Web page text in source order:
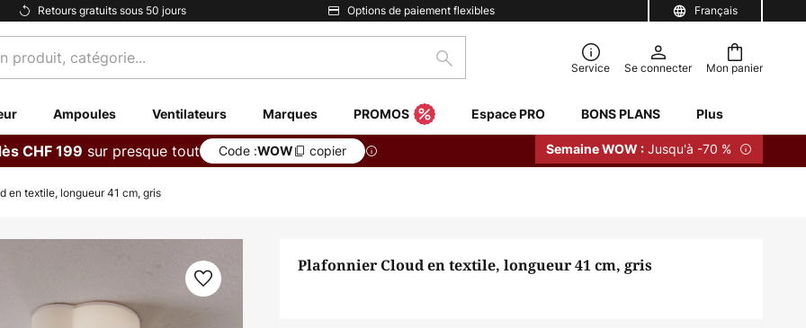
Français
Retours gratuits sous 50 jours Options de paiement flexibles
Mon panier
Rechercher Service Se connecter
Ampoules Ventilateurs Marques PROMOS Espace PRO BONS PLANS Plus
CHF 199 sur presque tout Code :WOW copier Semaine WOW : Jusqu'à -70 %
en textile, longueur 41 cm, gris
Plafonnier Cloud en textile, longueur 41 cm, gris